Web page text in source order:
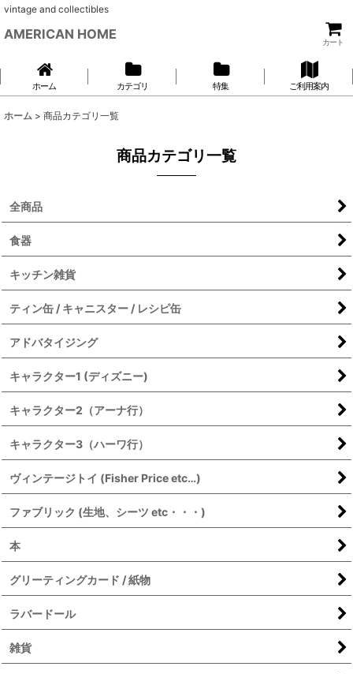
vintage and collectibles
AMERICAN HOME
カート
ホーム カテゴリ 特集 ご利用案内
ホーム > 商品カテゴリ一覧
商品カテゴリ一覧
全商品
食器
キッチン雑貨
ティン缶 / キャニスター / レシピ缶
アドバタイジング
キャラクター1 (ディズニー)
キャラクター2（アーナ行）
キャラクター3（ハーワ行）
ヴィンテージトイ (Fisher Price etc…)
ファブリック (生地、シーツ etc・・・)
本
グリーティングカード / 紙物
ラバードール
雑貨